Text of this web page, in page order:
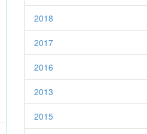
2018
2017
2016
2013
2015